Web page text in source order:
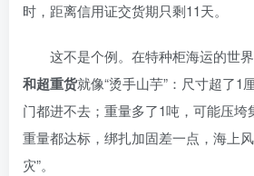
时，距离信用证交货期只剩11天。
这不是个例。在特种柜海运的世界
和超重货就像“烫手山芋”：尺寸超了1
门都进不去；重量多了1吨，可能压
重量都达标，绑扎加固差一点，海上
灾”。